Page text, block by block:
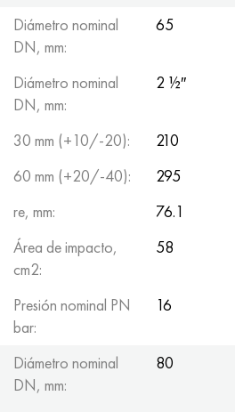
Diámetro nominal
DN, mm:
65
Diámetro nominal
DN, mm:
2 ½″
30 mm (+10/-20):
210
60 mm (+20/-40):
295
re, mm:
76.1
Área de impacto,
cm2:
58
Presión nominal PN
bar:
16
Diámetro nominal
DN, mm:
80